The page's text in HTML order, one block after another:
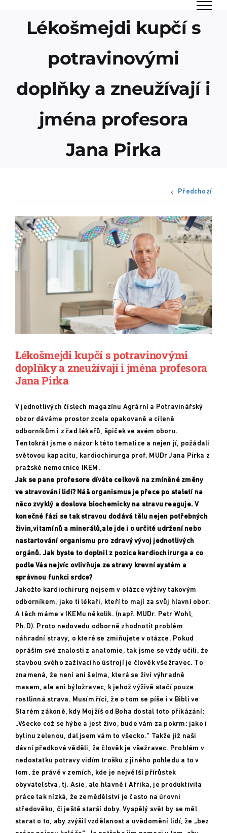
Lékošmejdi kupčí s
potravinovými
doplňky a zneužívají i
jména profesora
Jana Pirka
Předchozí
Lékošmejdi kupčí s potravinovými
doplňky a zneužívají i jména profesora
Jana Pirka
V jednotlivých číslech magazínu Agrární a Potravinářský
obzor dáváme prostor zcela opakovaně a cíleně
odborníkům i z řad lékařů, špiček ve svém oboru.
Tentokrát jsme o názor k této tematice a nejen jí, požádali
světovou kapacitu, kardiochirurga prof. MUDrJana Pirka z
pražské nemocnice IKEM.
Jak se pane profesore díváte celkově na zmíněné změny
ve stravování lidí? Náš organismus je přece po staletí na
něco zvyklý a doslova biochemicky na stravu reaguje. V
konečné fázi se tak stravou dodává tělu nejen potřebných
živin,vitamínů a minerálů,ale jde i o určité udržení nebo
nastartování organismu pro zdravý vývoj jednotlivých
orgánů. Jak byste to doplnil z pozice kardiochirurga a co
podle Vás nejvíc ovlivňuje ze stravy krevní systém a
správnou funkci srdce?
Jakožto kardiochirurg nejsem v otázce výživy takovým
odborníkem, jako ti lékaři, kteří to mají za svůj hlavní obor.
A těch máme v IKEMu několik. (např. MUDr. Petr Wohl,
Ph.D). Proto nedovedu odborně zhodnotit problém
náhradní stravy, o které se zmiňujete v otázce. Pokud
opráším své znalosti z anatomie, tak jsme se vždy učili, že
stavbou svého zažívacího ústrojí je člověk všežravec. To
znamená, že není ani šelma, která se živí výhradně
masem, ale ani býložravec, k jehož výživě stačí pouze
rostlinná strava. Musím říci, že o tom se píše i v Bibli ve
Starém zákoně, kdy Mojžíš od Boha dostal toto přikázání:
„Všecko což se hýbe a jest živo, bude vám za pokrm: jako i
bylinu zelenou, dal jsem vám to všecko.“ Takže již naši
dávní předkové věděli, že člověk je všežravec. Problém v
nedostatku potravy vidím trošku z jiného pohledu a to v
tom, že právě v zemích, kde je největší přírůstek
obyvatelstva, tj. Asie, ale hlavně i Afrika, je produktivita
práce tak nízká, že zemědělství je často na úrovni
středověku, či ještě starší doby. Vyspělý svět by se měl
starat o to, aby zvýšil vzdělanost a uvědomění lidí, že „bez